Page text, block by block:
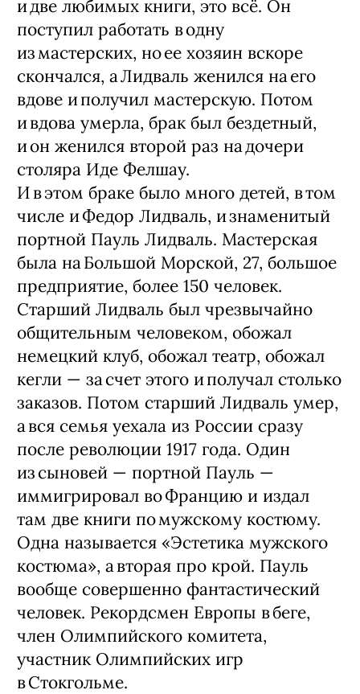
и две любимых книги, это всё. Он
поступил работать в одну
из мастерских, но ее хозяин вскоре
скончался, а Лидваль женился на его
вдове и получил мастерскую. Потом
и вдова умерла, брак был бездетный,
и он женился второй раз на дочери
столяра Иде Фелшау.
И в этом браке было много детей, в том
числе и Федор Лидваль, и знаменитый
портной Пауль Лидваль. Мастерская
была на Большой Морской, 27, большое
предприятие, более 150 человек.
Старший Лидваль был чрезвычайно
общительным человеком, обожал
немецкий клуб, обожал театр, обожал
кегли — ​за счет этого и получал столько
заказов. Потом старший Лидваль умер,
а вся семья уехала из России сразу
после революции 1917 года. Один
из сыновей — ​портной Пауль —
иммигрировал во Францию и издал
там две книги по мужскому костюму.
Одна называется «Эстетика мужского
костюма», а вторая про крой. Пауль
вообще совершенно фантастический
человек. Рекордсмен Европы в беге,
член Олимпийского комитета,
участник Олимпийских игр
в Стокгольме.